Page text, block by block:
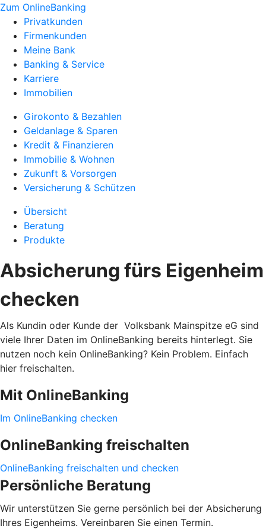
Zum OnlineBanking
Privatkunden
Firmenkunden
Meine Bank
Banking & Service
Karriere
Immobilien
Girokonto & Bezahlen
Geldanlage & Sparen
Kredit & Finanzieren
Immobilie & Wohnen
Zukunft & Vorsorgen
Versicherung & Schützen
Übersicht
Beratung
Produkte
Absicherung fürs Eigenheim
checken
Als Kundin oder Kunde der Volksbank Mainspitze eG sind
viele Ihrer Daten im OnlineBanking bereits hinterlegt. Sie
nutzen noch kein OnlineBanking? Kein Problem. Einfach
hier freischalten.
Mit OnlineBanking
Im OnlineBanking checken
OnlineBanking freischalten
OnlineBanking freischalten und checken
Persönliche Beratung
Wir unterstützen Sie gerne persönlich bei der Absicherung
Ihres Eigenheims. Vereinbaren Sie einen Termin.